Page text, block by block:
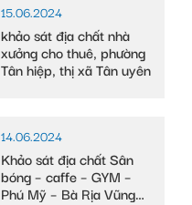
15.06.2024
khảo sát địa chất nhà
xưởng cho thuê, phường
Tân hiệp, thị xã Tân uyên
14.06.2024
Khảo sát địa chất Sân
bóng – caffe – GYM –
Phú Mỹ – Bà Rịa Vũng